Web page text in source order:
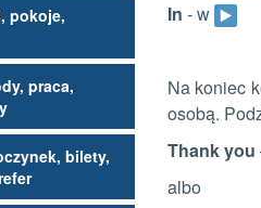
pokoje,
praca,
bilety,
In - w
Na koniec
osobą.
Thank you
albo